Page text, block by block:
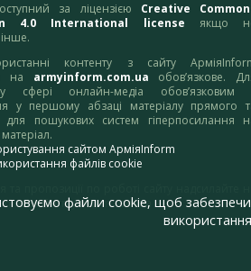
за ліцензією Creative
4.0 International license якщо
контенту з сайту
на armyinform.com.ua обов’язкове.
у сфері онлайн-медіа обов’язковим
у першому абзаці матеріалу прямого
для пошукових систем гіперпосилання
сайтом АрміяInform
файлів cookie
файли cookie, щоб